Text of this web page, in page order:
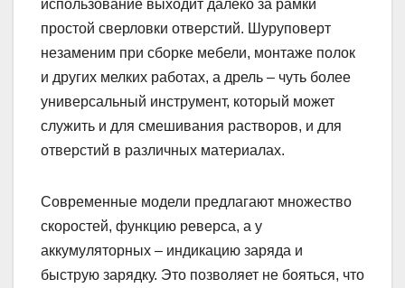
использование выходит далеко за рамки
простой сверловки отверстий. Шуруповерт
незаменим при сборке мебели, монтаже полок
и других мелких работах, а дрель – чуть более
универсальный инструмент, который может
служить и для смешивания растворов, и для
отверстий в различных материалах.
Современные модели предлагают множество
скоростей, функцию реверса, а у
аккумуляторных – индикацию заряда и
быструю зарядку. Это позволяет не бояться, что